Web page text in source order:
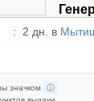
: 2 дн. в
значком
ⓘ